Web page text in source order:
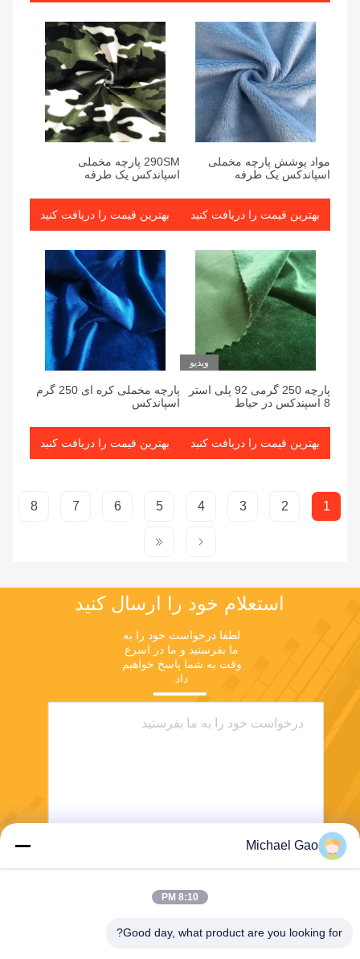
مواد پوشش پارچه مخملی
اسپاندکس یک طرفه
بهترین قیمت را دریافت کنید
290SM پارچه مخملی
اسپاندکس یک طرفه
بهترین قیمت را دریافت کنید
ویدیو
پارچه 250 گرمی 92 پلی استر
8 اسپندکس در حیاط
بهترین قیمت را دریافت کنید
پارچه مخملی کره ای 250 گرم
اسپاندکس
بهترین قیمت را دریافت کنید
1
2
3
4
5
6
7
8
استعلام خود را ارسال کنید
ما بفرستید و ما در اسرع
داد.
ارسال
Michael Gao
8:10 PM
Good day, what product are you looking for?